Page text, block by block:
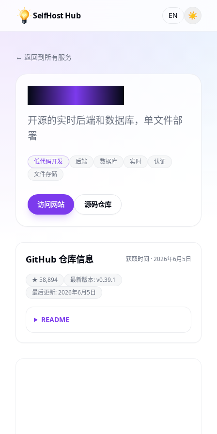
SelfHost Hub EN ☀
← 返回到所有服务
开源的实时后端和数据库，单文件部
署
低代码开发 后端 数据库 实时
认证
文件存储
访问网站 源码仓库
GitHub 仓库信息 获取时间 · 2026年6月5日
★ 58,894
最新版本: v0.39.1
最后更新: 2026年6月5日
README